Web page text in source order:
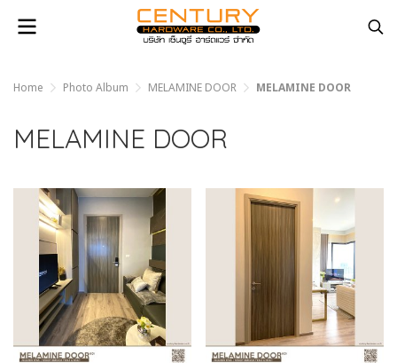
Home Photo Album MELAMINE DOOR MELAMINE DOOR
MELAMINE DOOR